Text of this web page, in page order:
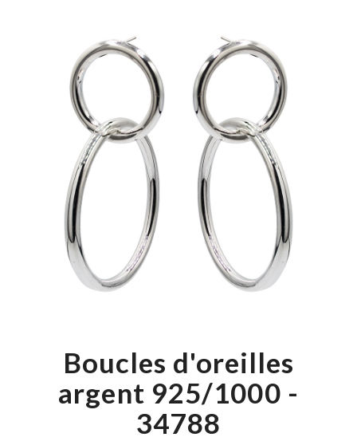
Boucles d'oreilles
argent 925/1000 -
34788